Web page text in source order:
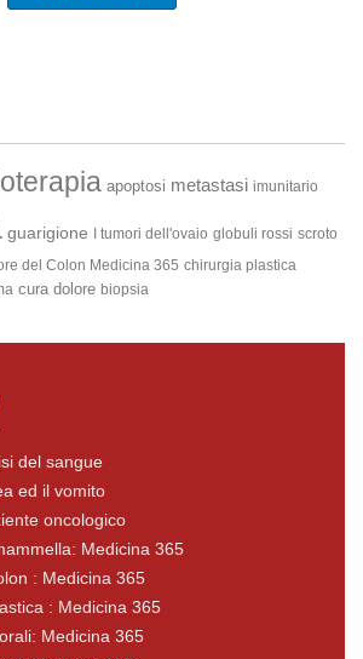
apoptosi metastasi imunitario
guarigione I tumori dell'ovaio globuli rossi scroto
del Colon Medicina 365 chirurgia plastica
cura dolore biopsia
del sangue
ed il vomito
oncologico
Medicina 365
: Medicina 365
: Medicina 365
Medicina 365